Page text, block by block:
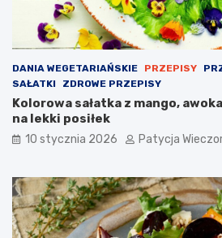
DANIA WEGETARIAŃSKIE PRZEPISY
SAŁATKI
ZDROWE PRZEPISY
Kolorowa sałatka z mango,
na lekki posiłek
10 stycznia 2026 Patycja